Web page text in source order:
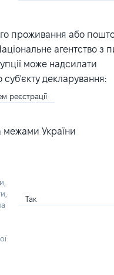
проживання або
агентство з
може надсилати
декларування:
реєстрації
межами України
Так